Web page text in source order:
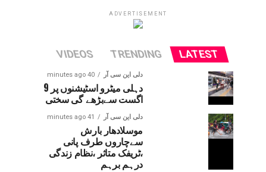
ADVERTISEMENT
LATEST
TRENDING
VIDEOS
دلی این سی آر 40 minutes ago
دہلی میٹرو اسٹیشنوں پر 9
اگست سےبڑھے گی سختی
دلی این سی آر 41 minutes ago
موسلادھار بارش
سےچاروں طرف پانی
،ٹریفک متاثر ،نظام زندگی
درہم برہم